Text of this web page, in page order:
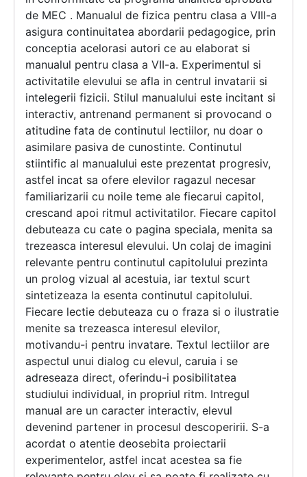
de MEC . Manualul de fizica pentru clasa a VIII-a
asigura continuitatea abordarii pedagogice, prin
conceptia acelorasi autori ce au elaborat si
manualul pentru clasa a VII-a. Experimentul si
activitatile elevului se afla in centrul invatarii si
intelegerii fizicii. Stilul manualului este incitant si
interactiv, antrenand permanent si provocand o
atitudine fata de continutul lectiilor, nu doar o
asimilare pasiva de cunostinte. Continutul
stiintific al manualului este prezentat progresiv,
astfel incat sa ofere elevilor ragazul necesar
familiarizarii cu noile teme ale fiecarui capitol,
crescand apoi ritmul activitatilor. Fiecare capitol
debuteaza cu cate o pagina speciala, menita sa
trezeasca interesul elevului. Un colaj de imagini
relevante pentru continutul capitolului prezinta
un prolog vizual al acestuia, iar textul scurt
sintetizeaza la esenta continutul capitolului.
Fiecare lectie debuteaza cu o fraza si o ilustratie
menite sa trezeasca interesul elevilor,
motivandu-i pentru invatare. Textul lectiilor are
aspectul unui dialog cu elevul, caruia i se
adreseaza direct, oferindu-i posibilitatea
studiului individual, in propriul ritm. Intregul
manual are un caracter interactiv, elevul
devenind partener in procesul descoperirii. S-a
acordat o atentie deosebita proiectarii
experimentelor, astfel incat acestea sa fie